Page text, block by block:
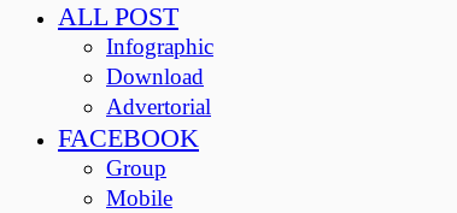
ALL POST
Infographic
Download
Advertorial
FACEBOOK
Group
Mobile